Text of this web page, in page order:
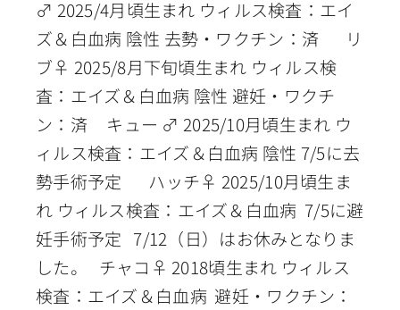
♂ 2025/4月頃生まれ ウィルス検査：エイ
ズ＆白血病 陰性 去勢・ワクチン：済 リ
ブ♀ 2025/8月下旬頃生まれ ウィルス検
査：エイズ＆白血病 陰性 避妊・ワクチ
ン：済 キュー ♂ 2025/10月頃生まれ ウ
ィルス検査：エイズ＆白血病 陰性 7/5に去
勢手術予定 ハッチ♀ 2025/10月頃生ま
れ ウィルス検査：エイズ＆白血病 7/5に避
妊手術予定 7/12（日）はお休みとなりま
した。 チャコ♀ 2018頃生まれ ウィルス
検査：エイズ＆白血病 避妊・ワクチン：